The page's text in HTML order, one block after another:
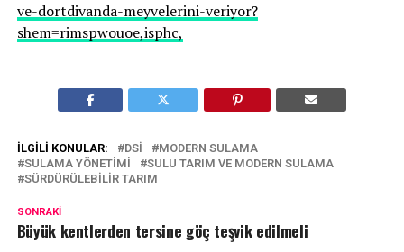
ve-dortdivanda-meyvelerini-veriyor?
shem=rimspwouoe,isphc,
İLGILI KONULAR: DSİ
MODERN SULAMA
SULAMA YÖNETIMI
SULU TARIM VE MODERN SULAMA
SÜRDÜRÜLEBILIR TARIM
SONRAKI
Büyük kentlerden tersine göç teşvik edilmeli